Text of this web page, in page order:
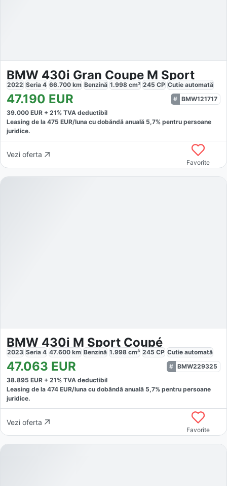
BMW 430i Gran Coupe M Sport
2022 Seria 4 66.700 km Benzină 1.998 cm³ 245 CP Cutie automată
47.190 EUR
BMW121717
39.000 EUR + 21% TVA deductibil
Leasing de la 475 EUR/luna cu dobăndă anuală 5,7% pentru persoane
juridice.
Vezi oferta
Favorite
BMW 430i M Sport Coupé
2023 Seria 4 47.600 km Benzină 1.998 cm³ 245 CP Cutie automată
47.063 EUR
BMW229325
38.895 EUR + 21% TVA deductibil
Leasing de la 474 EUR/luna cu dobăndă anuală 5,7% pentru persoane
juridice.
Vezi oferta
Favorite